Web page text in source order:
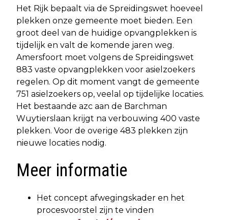
Het Rijk bepaalt via de Spreidingswet hoeveel
plekken onze gemeente moet bieden. Een
groot deel van de huidige opvangplekken is
tijdelijk en valt de komende jaren weg.
Amersfoort moet volgens de Spreidingswet
883 vaste opvangplekken voor asielzoekers
regelen. Op dit moment vangt de gemeente
751 asielzoekers op, veelal op tijdelijke locaties.
Het bestaande azc aan de Barchman
Wuytierslaan krijgt na verbouwing 400 vaste
plekken. Voor de overige 483 plekken zijn
nieuwe locaties nodig.
Meer informatie
Het concept afwegingskader en het
procesvoorstel zijn te vinden